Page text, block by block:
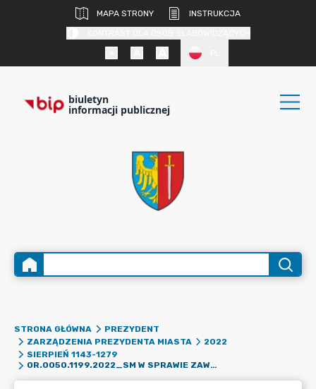
MAPA STRONY
INSTRUKCJA
biuletyn
informacji publicznej
STRONA GŁÓWNA
PREZYDENT
ZARZĄDZENIA PREZYDENTA MIASTA
2022
SIERPIEŃ 1143-1279
OR.0050.1199.2022_SM W SPRAWIE ZAWARCIA ANEKSU DO UMOWY NA WYKONANIE DOKUMENTACJI PROJEKTOWO-INWENTARYZACYJNEJ